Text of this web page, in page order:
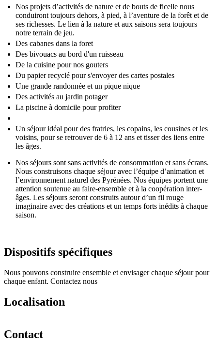
Nos projets d’activités de nature et de bouts de ficelle nous
conduiront toujours dehors, à pied, à l’aventure de la forêt et de
ses richesses. Le lien à la nature et aux saisons sera toujours
notre terrain de jeu.
Des cabanes dans la foret
Des bivouacs au bord d'un ruisseau
De la cuisine pour nos gouters
Du papier recyclé pour s'envoyer des cartes postales
Une grande randonnée et un pique nique
Des activités au jardin potager
La piscine à domicile pour profiter
Un séjour idéal pour des fratries, les copains, les cousines et les
voisins, pour se retrouver de 6 à 12 ans et tisser des liens entre
les âges.
Nos séjours sont sans activités de consommation et sans écrans.
Nous construisons chaque séjour avec l’équipe d’animation et
l’environnement naturel des Pyrénées. Nos équipes portent une
attention soutenue au faire-ensemble et à la coopération inter-
âges. Les séjours seront construits autour d’un fil rouge
imaginaire avec des créations et un temps forts inédits à chaque
saison.
Dispositifs spécifiques
Nous pouvons construire ensemble et envisager chaque séjour pour
chaque enfant. Contactez nous
Localisation
+
Contact